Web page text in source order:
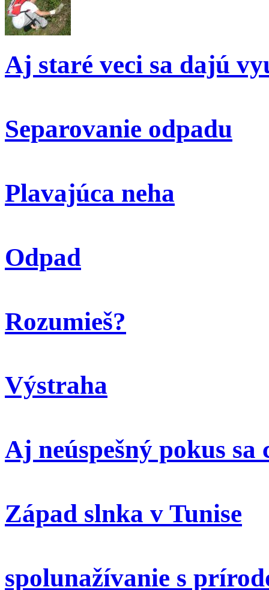
Aj staré veci sa dajú
Separovanie odpadu
Plavajúca neha
Odpad
Rozumieš?
Výstraha
Aj neúspešný pokus sa
Západ slnka v Tunise
spolunažívanie s